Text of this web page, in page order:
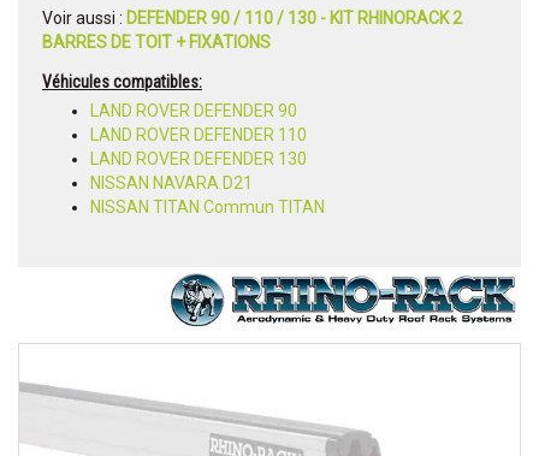
Voir aussi : DEFENDER 90 / 110 / 130 - KIT RHINORACK 2
BARRES DE TOIT + FIXATIONS
Véhicules compatibles:
LAND ROVER DEFENDER 90
LAND ROVER DEFENDER 110
LAND ROVER DEFENDER 130
NISSAN NAVARA D21
NISSAN TITAN Commun TITAN